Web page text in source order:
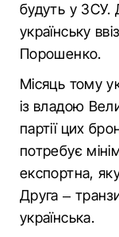
будуть у ЗСУ.
українську
Порошенко.
Місяць тому
із владою
партії цих
потребує
експортна,
Друга –
українська.